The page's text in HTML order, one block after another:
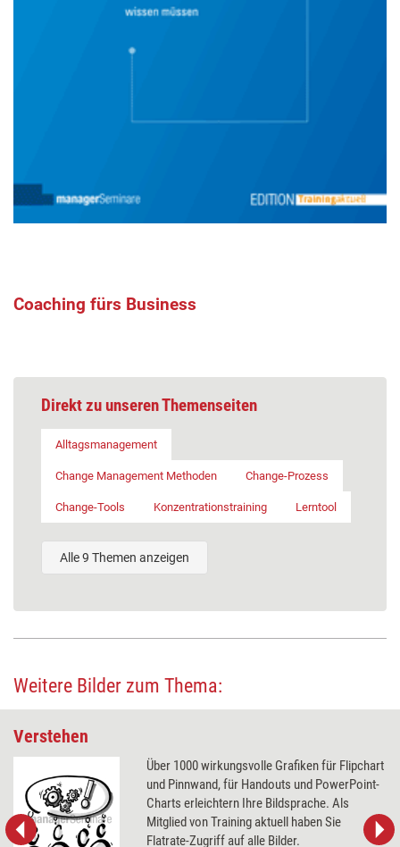
Coaching fürs Business
Direkt zu unseren Themenseiten
Alltagsmanagement
Change Management Methoden Change-Prozess
Change-Tools Konzentrationstraining Lerntool
Alle 9 Themen anzeigen
Weitere Bilder zum Thema:
Verstehen
Über 1000 wirkungsvolle Grafiken für Flipchart
und Pinnwand, für Handouts und PowerPoint-
Charts erleichtern Ihre Bildsprache. Als
Mitglied von Training aktuell haben Sie
Flatrate-Zugriff auf alle Bilder.